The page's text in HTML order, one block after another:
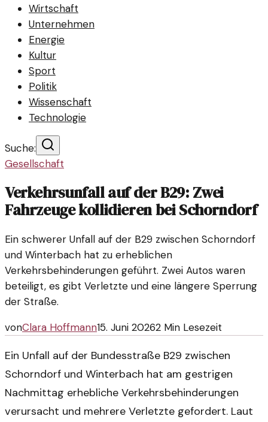
Wirtschaft
Unternehmen
Energie
Kultur
Sport
Politik
Wissenschaft
Technologie
Suche:
Gesellschaft
Verkehrsunfall auf der B29: Zwei
Fahrzeuge kollidieren bei Schorndorf
Ein schwerer Unfall auf der B29 zwischen Schorndorf
und Winterbach hat zu erheblichen
Verkehrsbehinderungen geführt. Zwei Autos waren
beteiligt, es gibt Verletzte und eine längere Sperrung
der Straße.
vonClara Hoffmann15. Juni 20262 Min Lesezeit
Ein Unfall auf der Bundesstraße B29 zwischen
Schorndorf und Winterbach hat am gestrigen
Nachmittag erhebliche Verkehrsbehinderungen
verursacht und mehrere Verletzte gefordert. Laut